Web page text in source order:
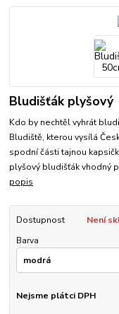
Bludišťák plyšový
Kdo by nechtěl vyhrát
Bludiště, kterou vysílá
spodní části tajnou
plyšový bludišťák vhodný
popis
Dostupnost
Není
Barva
Nejsme plátci DPH